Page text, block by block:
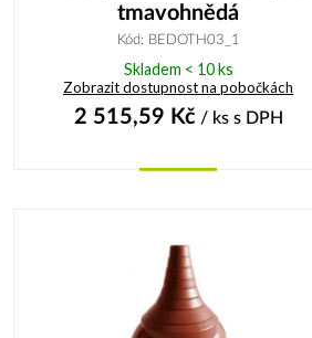
tmavohnědá
Kód: BEDOTH03_1
Skladem < 10 ks
Zobrazit dostupnost na pobočkách
2 515,59 Kč/ ks s DPH